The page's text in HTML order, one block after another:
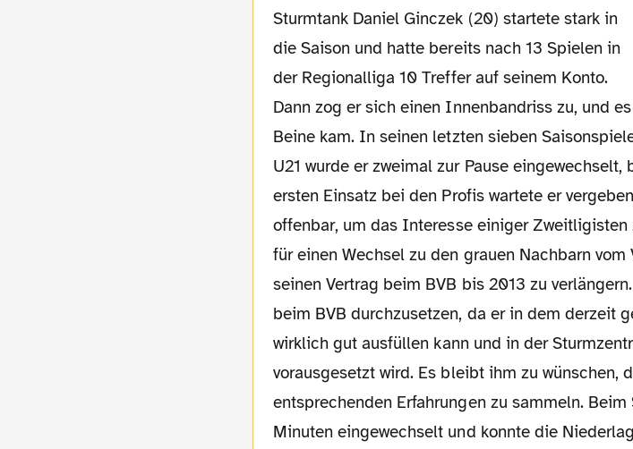
Sturmtank Daniel Ginczek (20) startete stark in
die Saison und hatte bereits nach 13 Spielen in
der Regionalliga 10 Treffer auf seinem Konto.
Dann zog er sich einen Innenbandriss zu, und
Beine kam. In seinen letzten sieben
U21 wurde er zweimal zur Pause
ersten Einsatz bei den Profis wartete er
offenbar, um das Interesse einiger
für einen Wechsel zu den grauen Nachbarn
seinen Vertrag beim BVB bis 2013 zu
beim BVB durchzusetzen, da er in dem derzeit
wirklich gut ausfüllen kann und in der
vorausgesetzt wird. Es bleibt ihm zu wünschen,
entsprechenden Erfahrungen zu sammeln.
Minuten eingewechselt und konnte die